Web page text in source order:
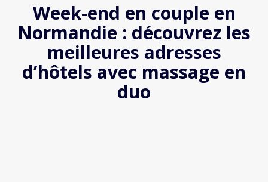
Week-end en couple en
Normandie : découvrez les
meilleures adresses
d’hôtels avec massage en
duo